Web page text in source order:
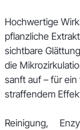
Hochwertige
pflanzliche
sichtbare
die
sanft auf – für
straffendem
Reinigung,